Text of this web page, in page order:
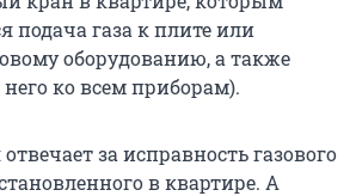
подача газа к плите или
оборудованию, а также
ко всем приборам).
за исправность газового
в квартире. А